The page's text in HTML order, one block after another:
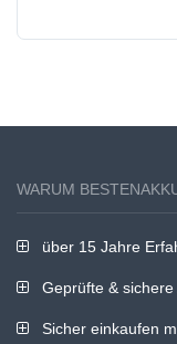
WARUM
über 15 Jahre
Geprüfte &
Sicher einkaufen